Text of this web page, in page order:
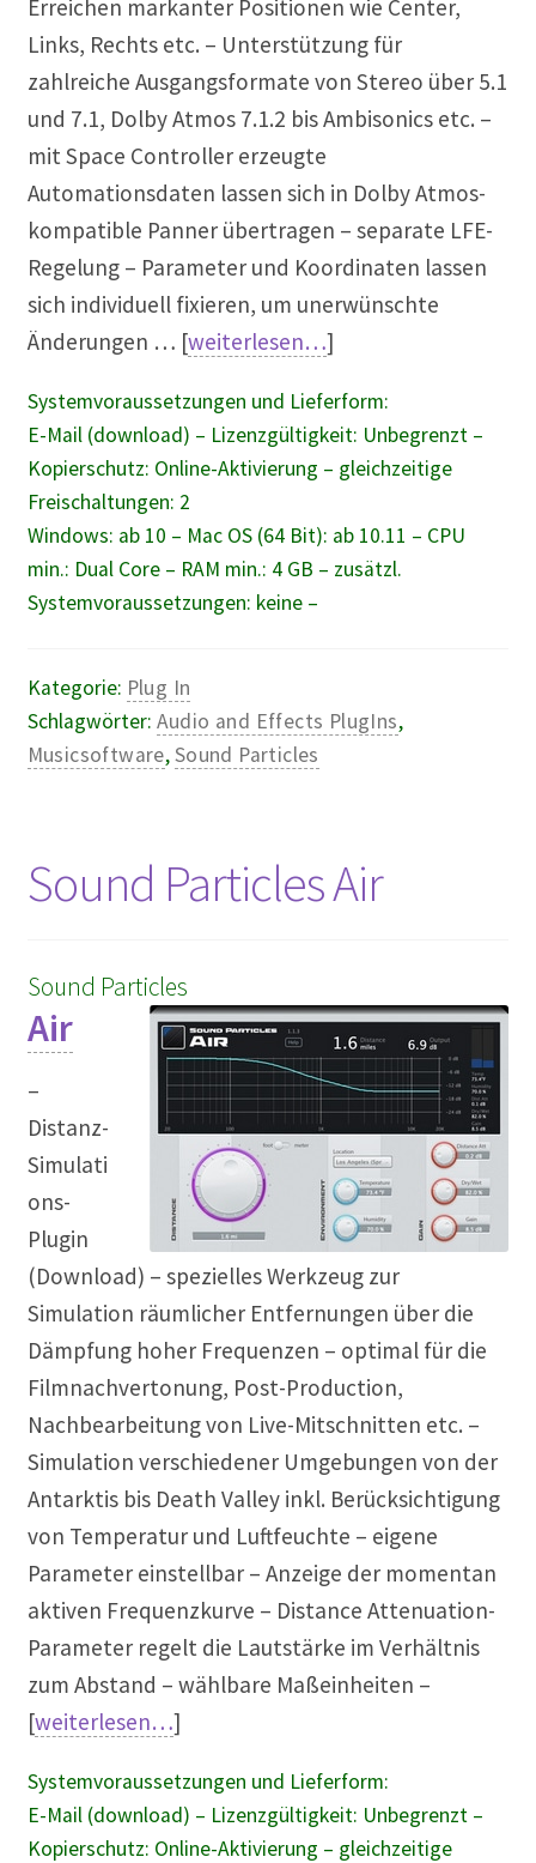
Erreichen markanter Positionen wie Center,
Links, Rechts etc. – Unterstützung für
zahlreiche Ausgangsformate von Stereo über 5.1
und 7.1, Dolby Atmos 7.1.2 bis Ambisonics etc. –
mit Space Controller erzeugte
Automationsdaten lassen sich in Dolby Atmos-
kompatible Panner übertragen – separate LFE-
Regelung – Parameter und Koordinaten lassen
sich individuell fixieren, um unerwünschte
Änderungen … [weiterlesen…]
Systemvoraussetzungen und Lieferform:
E-Mail (download) – Lizenzgültigkeit: Unbegrenzt –
Kopierschutz: Online-Aktivierung – gleichzeitige
Freischaltungen: 2
Windows: ab 10 – Mac OS (64 Bit): ab 10.11 – CPU
min.: Dual Core – RAM min.: 4 GB – zusätzl.
Systemvoraussetzungen: keine –
Kategorie: Plug In
Schlagwörter: Audio and Effects PlugIns,
Musicsoftware,Sound Particles
Sound Particles Air
Sound Particles
Air
–
Distanz-
Simulati
ons-
Plugin
(Download) – spezielles Werkzeug zur
Simulation räumlicher Entfernungen über die
Dämpfung hoher Frequenzen – optimal für die
Filmnachvertonung, Post-Production,
Nachbearbeitung von Live-Mitschnitten etc. –
Simulation verschiedener Umgebungen von der
Antarktis bis Death Valley inkl. Berücksichtigung
von Temperatur und Luftfeuchte – eigene
Parameter einstellbar – Anzeige der momentan
aktiven Frequenzkurve – Distance Attenuation-
Parameter regelt die Lautstärke im Verhältnis
zum Abstand – wählbare Maßeinheiten –
[weiterlesen…]
Systemvoraussetzungen und Lieferform:
E-Mail (download) – Lizenzgültigkeit: Unbegrenzt –
Kopierschutz: Online-Aktivierung – gleichzeitige